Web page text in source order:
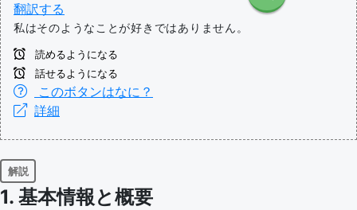
翻訳する
私はそのようなことが好きではありません。
読めるようになる
話せるようになる
このボタンはなに？
詳細
解説
1. 基本情報と概要